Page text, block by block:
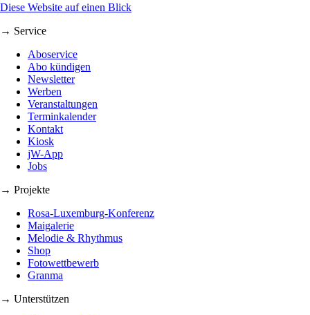
Diese Website auf einen Blick
→ Service
Aboservice
Abo kündigen
Newsletter
Werben
Veranstaltungen
Terminkalender
Kontakt
Kiosk
jW-App
Jobs
→ Projekte
Rosa-Luxemburg-Konferenz
Maigalerie
Melodie & Rhythmus
Shop
Fotowettbewerb
Granma
→ Unterstützen